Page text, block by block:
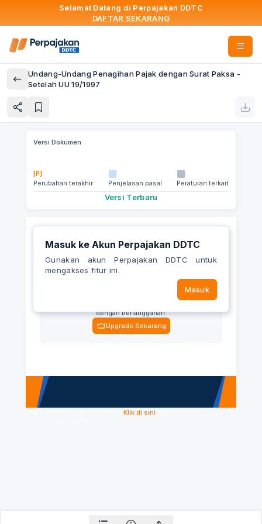
Selamat Datang di Perpajakan DDTC
DAFTAR SEKARANG
Undang-Undang Penagihan Pajak dengan Surat Paksa -
Setelah UU 19/1997
Versi Dokumen
[P]
Perubahan terakhir
Penjelasan pasal Peraturan terkait
Versi Terbaru
dengan berlangganan.
Upgrade Sekarang
Masuk ke Akun Perpajakan DDTC
Gunakan akun Perpajakan DDTC untuk
mengakses fitur ini.
Masuk
Klik di sini